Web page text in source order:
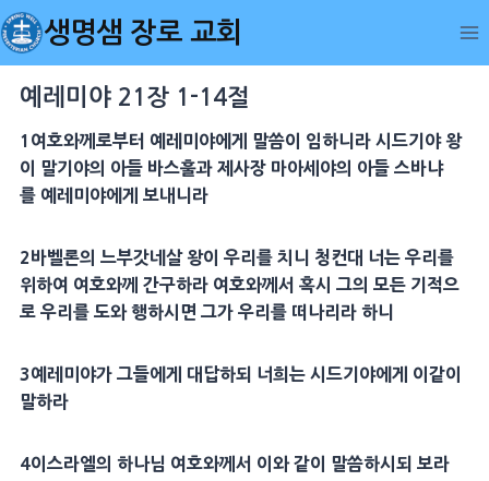
Skip
to
content
생명샘 장로 교회
예레미야 21장 1-14절
1 여호와께로부터 예레미야에게 말씀이 임하니라 시드기야왕
이 말기야의 아들 바스훌과 제사장 마아세야의 아들 스바냐
를 예레미야에게 보내니라
2바벨론의 느부갓네살왕이 우리를 치니 청컨대 너는 우리를
위하여 여호와께 간구하라 여호와께서 혹시 그의 모든 기적으
로 우리를 도와 행하시면 그가 우리를 떠나리라 하니
3예레미야가 그들에게 대답하되 너희는 시드기야에게 이같이
말하라
4이스라엘의 하나님 여호와께서 이와 같이 말씀하시되 보라